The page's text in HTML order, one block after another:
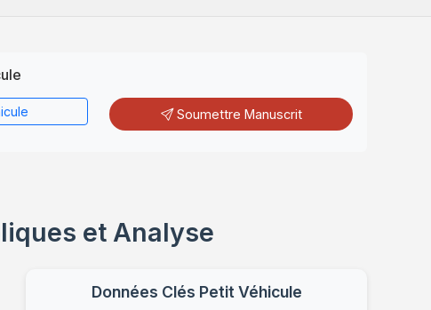
Soumettre Manuscrit
et Analyse
Données Clés Petit Véhicule